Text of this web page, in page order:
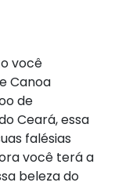
você
Canoa
de
Ceará, essa
falésias
você terá a
beleza do